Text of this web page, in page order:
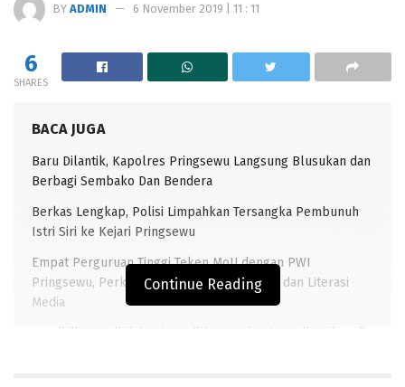
BY ADMIN 6 November 2019 | 11 : 11
6
SHARES
BACA JUGA
Baru Dilantik, Kapolres Pringsewu Langsung Blusukan dan
Berbagi Sembako Dan Bendera
Berkas Lengkap, Polisi Limpahkan Tersangka Pembunuh
Istri Siri ke Kejari Pringsewu
Empat Perguruan Tinggi Teken MoU dengan PWI
Pringsewu, Perkuat Kompetensi Jurnalistik dan Literasi
Media
Pendidikan Politik bagi Pemilih Pemula Disosialisasikan di
Continue Reading